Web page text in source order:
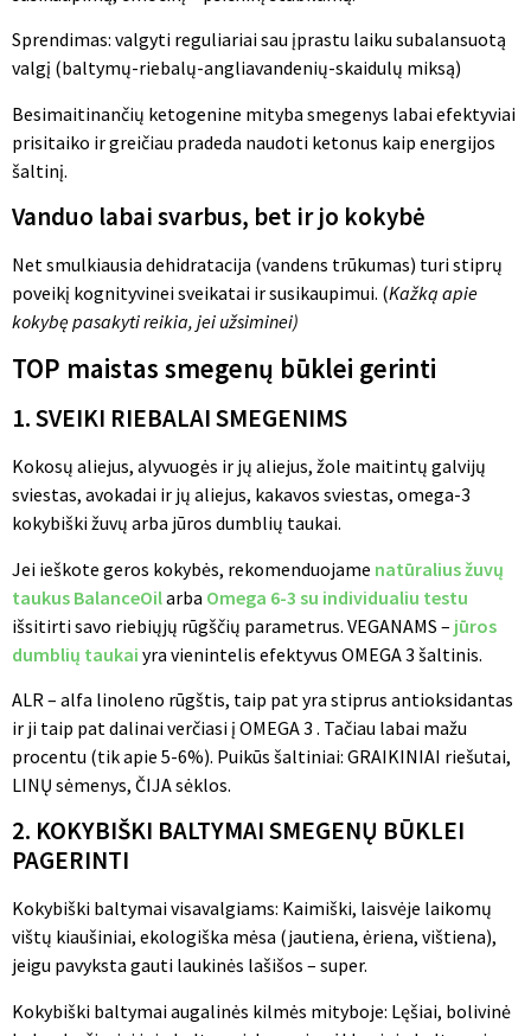
Sprendimas: valgyti reguliariai sau įprastu laiku subalansuotą
valgį (baltymų-riebalų-angliavandenių-skaidulų miksą)
Besimaitinančių ketogenine mityba smegenys labai efektyviai
prisitaiko ir greičiau pradeda naudoti ketonus kaip energijos
šaltinį.
Vanduo labai svarbus, bet ir jo kokybė
Net smulkiausia dehidratacija (vandens trūkumas) turi stiprų
poveikį kognityvinei sveikatai ir susikaupimui. (Kažką apie
kokybę pasakyti reikia, jei užsiminei)
TOP maistas smegenų būklei gerinti
1. SVEIKI RIEBALAI SMEGENIMS
Kokosų aliejus, alyvuogės ir jų aliejus, žole maitintų galvijų
sviestas, avokadai ir jų aliejus, kakavos sviestas, omega-3
kokybiški žuvų arba jūros dumblių taukai.
Jei ieškote geros kokybės, rekomenduojame natūralius žuvų
taukus BalanceOilarba Omega 6-3 su individualiu testu
išsitirti savo riebiųjų rūgščių parametrus. VEGANAMS – jūros
dumblių taukai yra vienintelis efektyvus OMEGA 3 šaltinis.
ALR – alfa linoleno rūgštis, taip pat yra stiprus antioksidantas
ir ji taip pat dalinai verčiasi į OMEGA 3 . Tačiau labai mažu
procentu (tik apie 5-6%). Puikūs šaltiniai: GRAIKINIAI riešutai,
LINŲ sėmenys, ČIJA sėklos.
2. KOKYBIŠKI BALTYMAI SMEGENŲ BŪKLEI
PAGERINTI
Kokybiški baltymai visavalgiams: Kaimiški, laisvėje laikomų
vištų kiaušiniai, ekologiška mėsa (jautiena, ėriena, vištiena),
jeigu pavyksta gauti laukinės lašišos – super.
Kokybiški baltymai augalinės kilmės mityboje: Lęšiai, bolivinė